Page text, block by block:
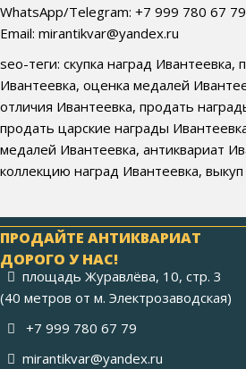
WhatsApp/Telegram: +7 999 780 67 79
Email: mirantikvar@yandex.ru
seo-теги: скупка наград Ивантеевка,
Ивантеевка, оценка медалей
отличия Ивантеевка, продать
продать царские награды
медалей Ивантеевка, антиквариат
коллекцию наград Ивантеевка,
ПРОДАЙТЕ АНТИКВАРИАТ
ДОРОГО У НАС!
площадь Журавлёва, 10, стр. 3
(40 метров от м. Электрозаводская)
+7 999 780 67 79
mirantikvar@yandex.ru